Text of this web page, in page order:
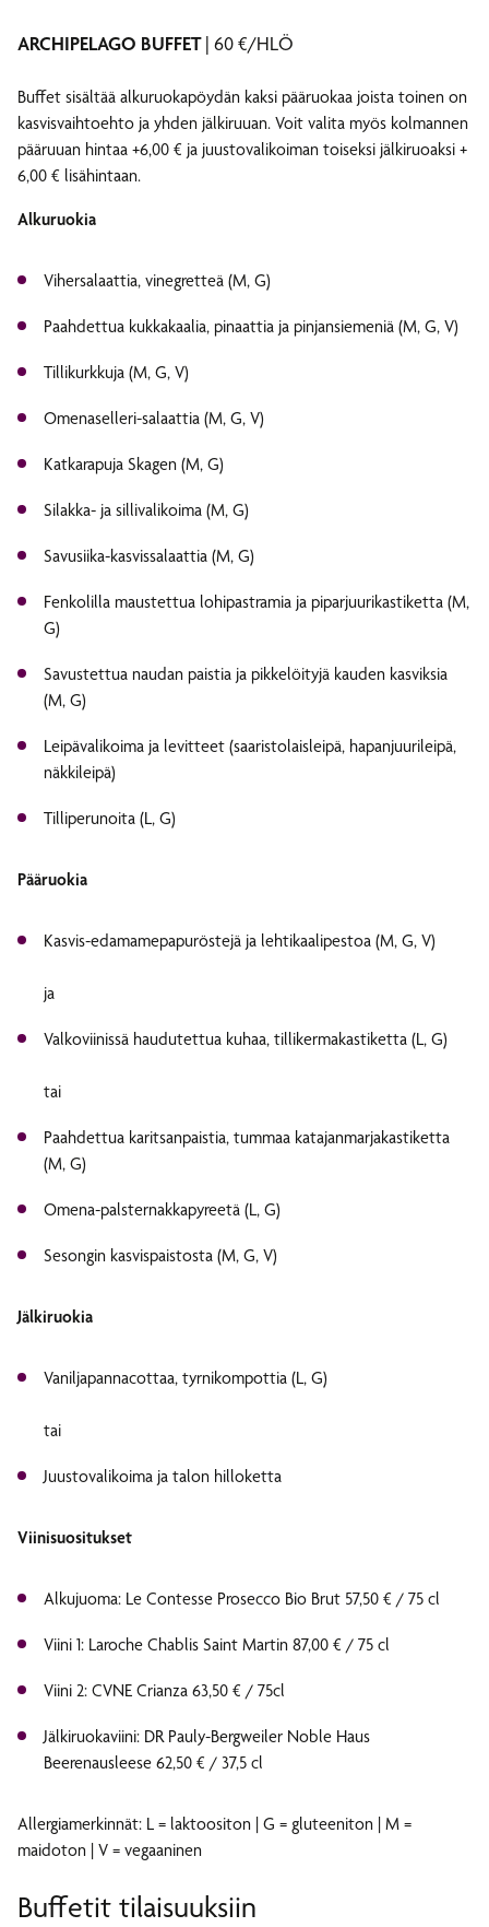
ARCHIPELAGO BUFFET| 60 €/HLÖ
Buffet sisältää alkuruokapöydän kaksi pääruokaa joista toinen on
kasvisvaihtoehto ja yhden jälkiruuan. Voit valita myös kolmannen
pääruuan hintaa +6,00 € ja juustovalikoiman toiseksi jälkiruoaksi +
6,00 € lisähintaan.
Alkuruokia
Vihersalaattia, vinegretteä (M, G)
Paahdettua kukkakaalia, pinaattia ja pinjansiemeniä (M, G, V)
Tillikurkkuja (M, G, V)
Omenaselleri-salaattia (M, G, V)
Katkarapuja Skagen (M, G)
Silakka- ja sillivalikoima (M, G)
Savusiika-kasvissalaattia (M, G)
Fenkolilla maustettua lohipastramia ja piparjuurikastiketta (M,
G)
Savustettua naudan paistia ja pikkelöityjä kauden kasviksia
(M, G)
Leipävalikoima ja levitteet (saaristolaisleipä, hapanjuurileipä,
näkkileipä)
Tilliperunoita (L, G)
Pääruokia
Kasvis-edamamepapuröstejä ja lehtikaalipestoa (M, G, V)
ja
Valkoviinissä haudutettua kuhaa, tillikermakastiketta (L, G)
tai
Paahdettua karitsanpaistia, tummaa katajanmarjakastiketta
(M, G)
Omena-palsternakkapyreetä (L, G)
Sesongin kasvispaistosta (M, G, V)
Jälkiruokia
Vaniljapannacottaa, tyrnikompottia (L, G)
tai
Juustovalikoima ja talon hilloketta
Viinisuositukset
Alkujuoma: Le Contesse Prosecco Bio Brut 57,50 € / 75 cl
Viini 1: Laroche Chablis Saint Martin 87,00 € / 75 cl
Viini 2: CVNE Crianza 63,50 € / 75cl
Jälkiruokaviini: DR Pauly-Bergweiler Noble Haus
Beerenausleese 62,50 € / 37,5 cl
Allergiamerkinnät: L = laktoositon | G = gluteeniton | M =
maidoton | V = vegaaninen
Buffetit tilaisuuksiin